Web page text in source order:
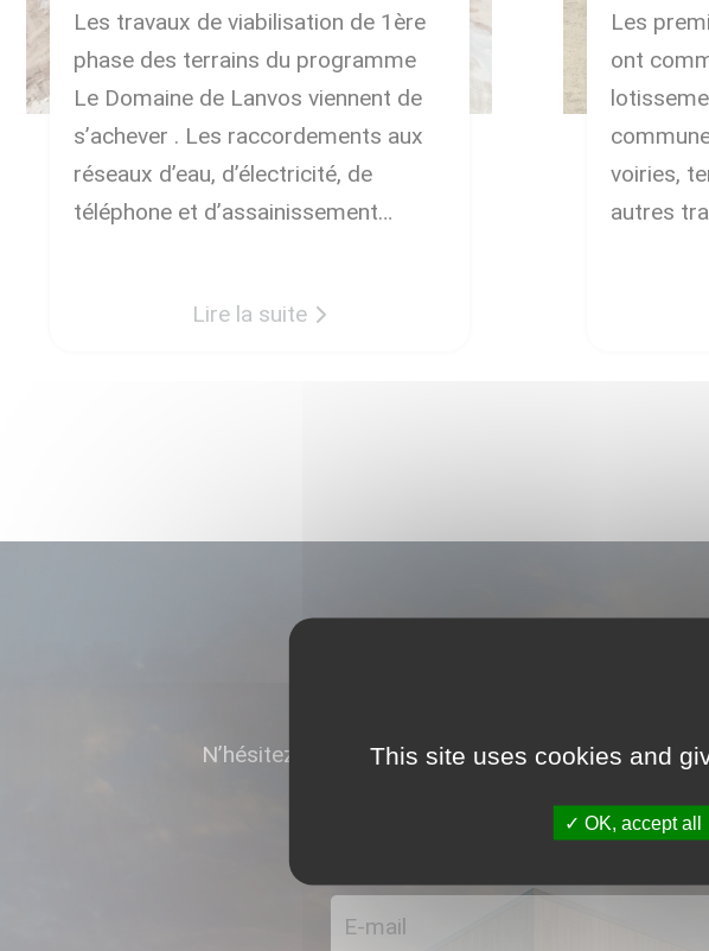
Les travaux de viabilisation de 1ère
phase des terrains du programme
Le Domaine de Lanvos viennent de
s’achever . Les raccordements aux
réseaux d’eau, d’électricité, de
téléphone et d’assainissement
constructions. Nos partenaires :
Lire la suite
Les
ont
voiries,
autres
LE
N’hésitez pas à prendre contact avec nous si
This site uses cookies and
OK, accept all